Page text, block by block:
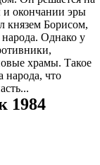
и окончании эры
князем Борисом,
Однако у
храмы. Такое
народа, что
1984